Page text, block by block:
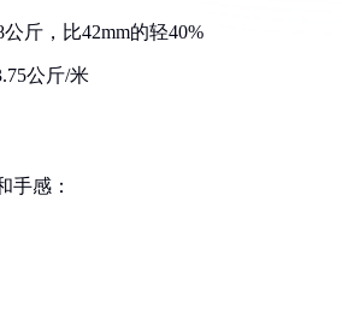
斤，比42mm的轻40%
公斤/米
手感：